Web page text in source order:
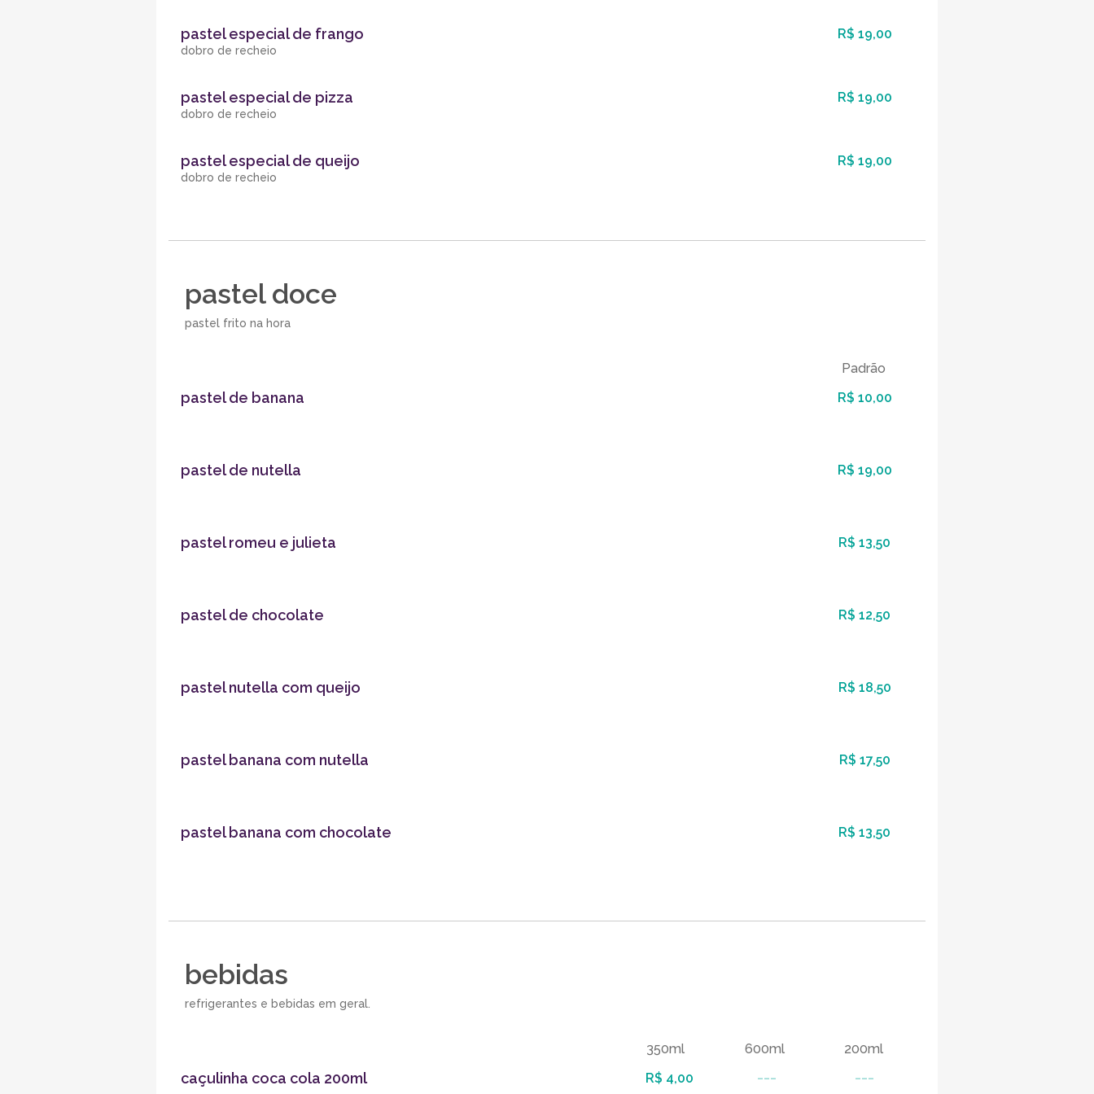
pastel especial de frango R$ 19,00
dobro de recheio
pastel especial de pizza R$ 19,00
dobro de recheio
pastel especial de queijo R$ 19,00
dobro de recheio
pastel doce
pastel frito na hora
Padrão
pastel de banana R$ 10,00
pastel de nutella R$ 19,00
pastel romeu e julieta R$ 13,50
pastel de chocolate R$ 12,50
pastel nutella com queijo R$ 18,50
pastel banana com nutella R$ 17,50
pastel banana com chocolate R$ 13,50
bebidas
refrigerantes e bebidas em geral.
350ml 600ml 200ml
caçulinha coca cola 200ml R$ 4,00 --- ---